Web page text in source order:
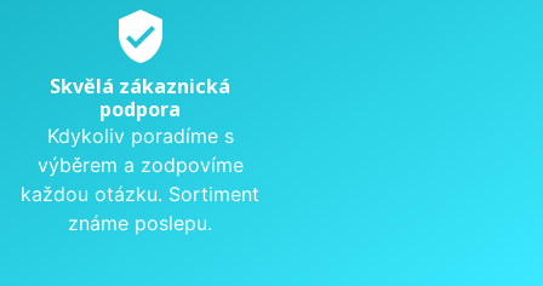
verified_user
Skvělá zákaznická
podpora
Kdykoliv poradíme s
výběrem a zodpovíme
každou otázku. Sortiment
známe poslepu.